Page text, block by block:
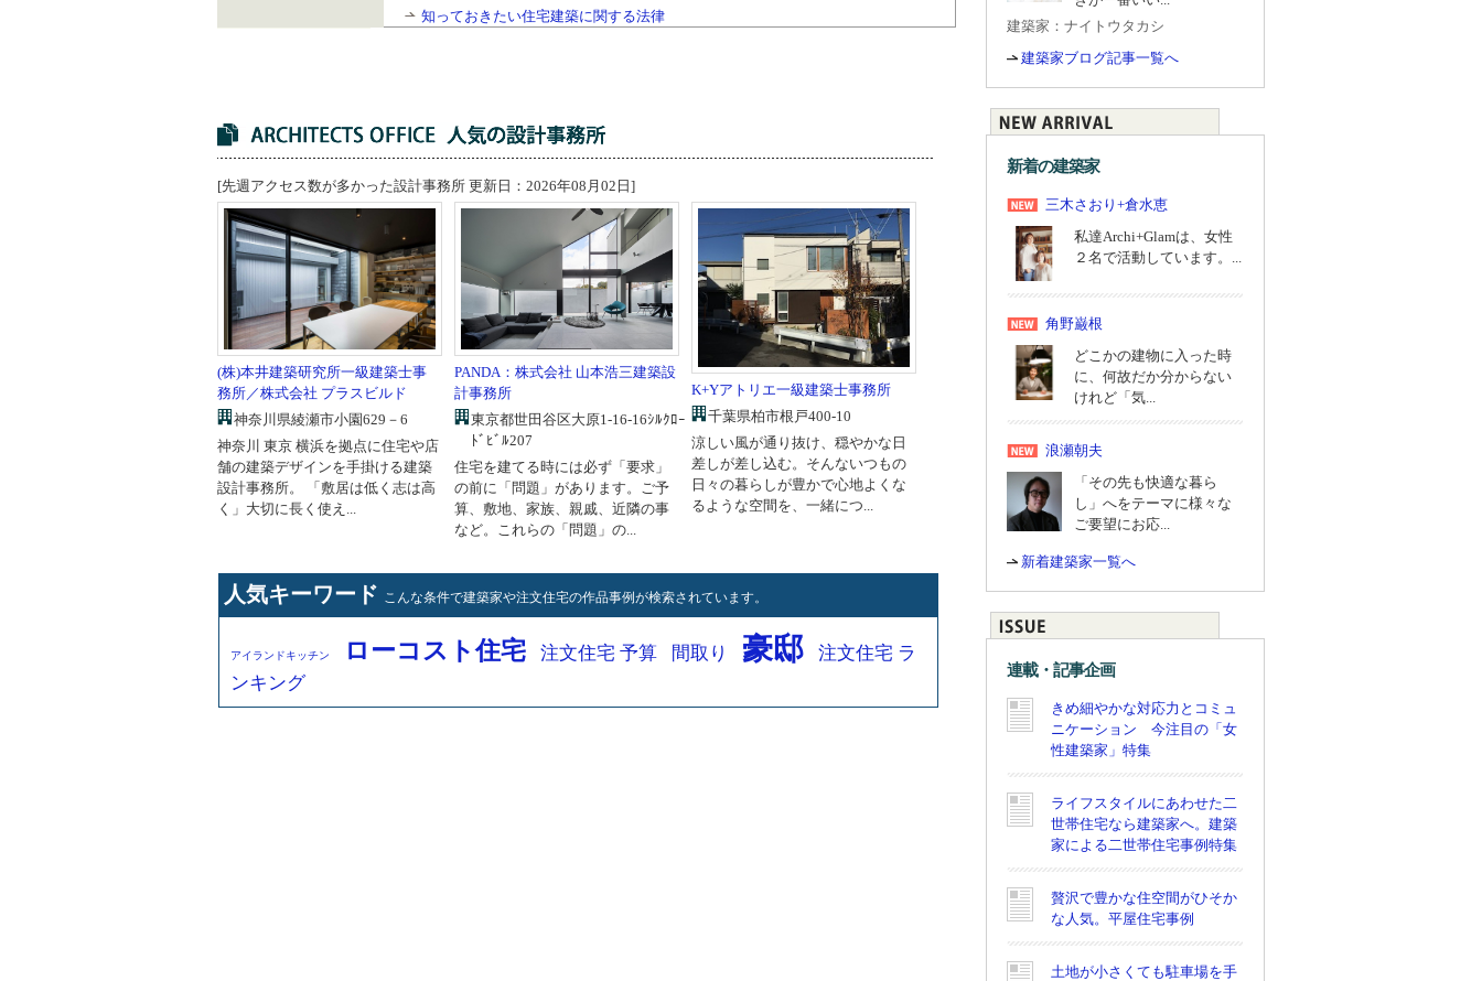
知っておきたい住宅建築に関する法律
[先週アクセス数が多かった設計事務所 更新日：2026年08月02日]
(株)本井建築研究所一級建築士事
務所／株式会社 プラスビルド
神奈川県綾瀬市小園629－6
神奈川 東京 横浜を拠点に住宅や店
舗の建築デザインを手掛ける建築
設計事務所。 「敷居は低く志は高
く」大切に長く使え...
PANDA：株式会社 山本浩三建築設
計事務所
東京都世田谷区大原1-16-16ｼﾙｸﾛｰ
ﾄﾞﾋﾞﾙ207
住宅を建てる時には必ず「要求」
の前に「問題」があります。ご予
算、敷地、家族、親戚、近隣の事
など。これらの「問題」の...
K+Yアトリエ一級建築士事務所
千葉県柏市根戸400-10
涼しい風が通り抜け、穏やかな日
差しが差し込む。そんないつもの
日々の暮らしが豊かで心地よくな
るような空間を、一緒につ...
人気キーワード こんな条件で建築家や注文住宅の作品事例が検索されています。
アイランドキッチン ローコスト住宅 注文住宅 予算 間取り 豪邸
注文住宅 ラ
ンキング
建築家：ナイトウタカシ
建築家ブログ記事一覧へ
新着の建築家
三木さおり+倉水恵
私達Archi+Glamは、女性
２名で活動しています。...
角野巌根
どこかの建物に入った時
に、何故だか分からない
けれど「気...
浪瀬朝夫
「その先も快適な暮ら
し」へをテーマに様々な
ご要望にお応...
新着建築家一覧へ
連載・記事企画
きめ細やかな対応力とコミュ
ニケーション 今注目の「女
性建築家」特集
ライフスタイルにあわせた二
世帯住宅なら建築家へ。建築
家による二世帯住宅事例特集
贅沢で豊かな住空間がひそか
な人気。平屋住宅事例
土地が小さくても駐車場を手